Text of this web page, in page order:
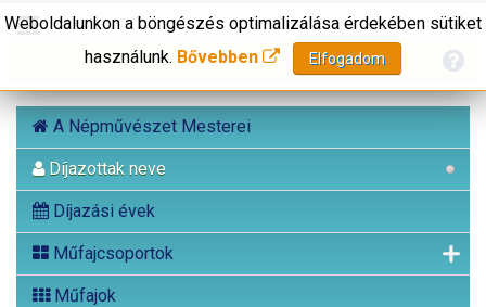
A Népművészet Mesterei
Díjazottak neve
Díjazási évek
Műfajcsoportok
Műfajok
Weboldalunkon a böngészés optimalizálása érdekében sütiket
használunk. Bővebben Elfogadom